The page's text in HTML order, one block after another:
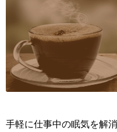
手軽に仕事中の眠気を解